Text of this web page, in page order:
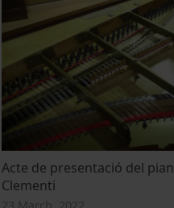
Acte de presentació del
Clementi
23 March, 2022